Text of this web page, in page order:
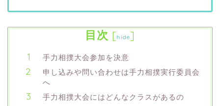
目次 [hide]
手力相撲大会参加を決意
申し込みや問い合わせは手力相撲実行委員会
へ
手力相撲大会にはどんなクラスがあるの